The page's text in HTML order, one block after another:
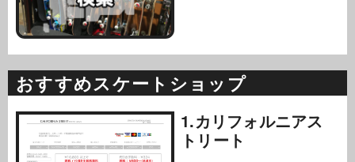
おすすめスケートショップ
1.カリフォルニアス
トリート